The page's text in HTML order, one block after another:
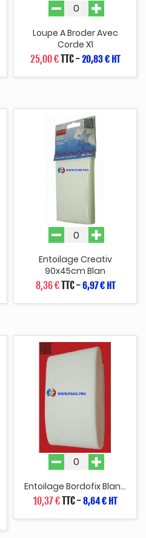
Loupe A Broder Avec
Corde X1
25,00 €TTC-20,83 € HT
Entoilage Creativ
90x45cm Blan
8,36 €TTC-6,97 € HT
Entoilage Bordofix Blan...
10,37 €TTC-8,64 € HT